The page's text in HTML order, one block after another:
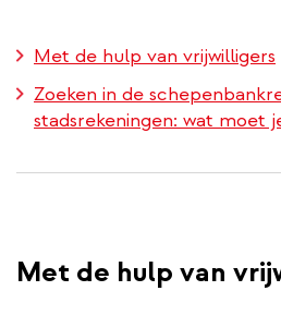
Met de hulp van vrijwilligers
Zoeken in de
stadsrekeningen: wat moet
Met de hulp van